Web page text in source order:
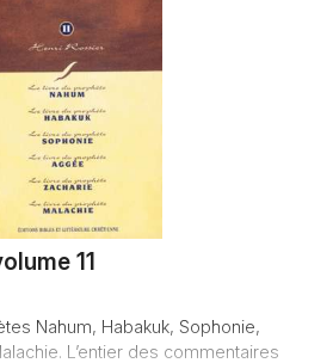
11
Nahum, Habakuk, Sophonie,
L’entier des commentaires